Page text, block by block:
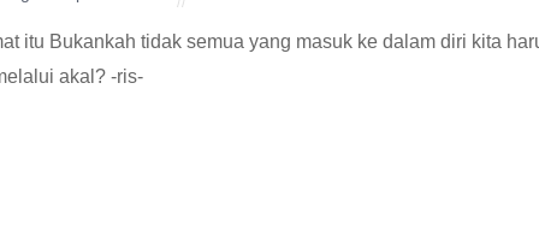
itu Bukankah tidak semua yang masuk ke dalam diri kita
akal? -ris-